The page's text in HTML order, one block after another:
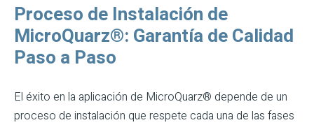
Proceso de Instalación de
MicroQuarz®: Garantía de Calidad
Paso a Paso
El éxito en la aplicación de MicroQuarz® depende de un
proceso de instalación que respete cada una de las fases